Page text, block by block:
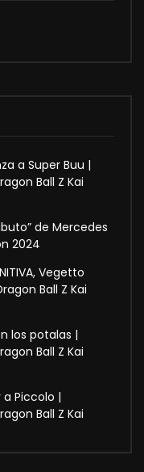
a Super Buu |
Ball Z Kai
de Mercedes
2024
Vegetto
Ball Z Kai
los potalas |
Ball Z Kai
a Piccolo |
Ball Z Kai